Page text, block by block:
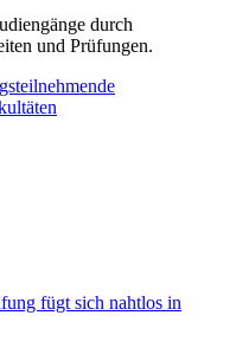
durch
und Prüfungen.
fügt sich nahtlos in